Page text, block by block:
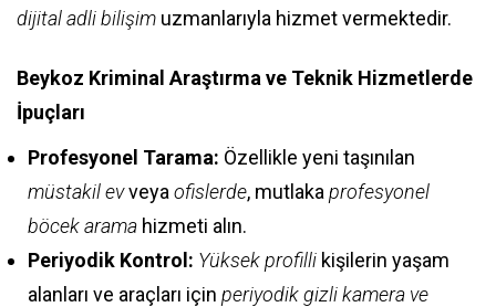
dijital adli bilişim uzmanlarıyla hizmet vermektedir.
Beykoz Kriminal Araştırma ve Teknik Hizmetlerde
İpuçları
Profesyonel Tarama: Özellikle yeni taşınılan
müstakil evveya ofislerde, mutlaka profesyonel
böcek arama hizmeti alın.
Periyodik Kontrol: Yüksek profilli kişilerin yaşam
alanları ve araçları için periyodik gizli kamera ve